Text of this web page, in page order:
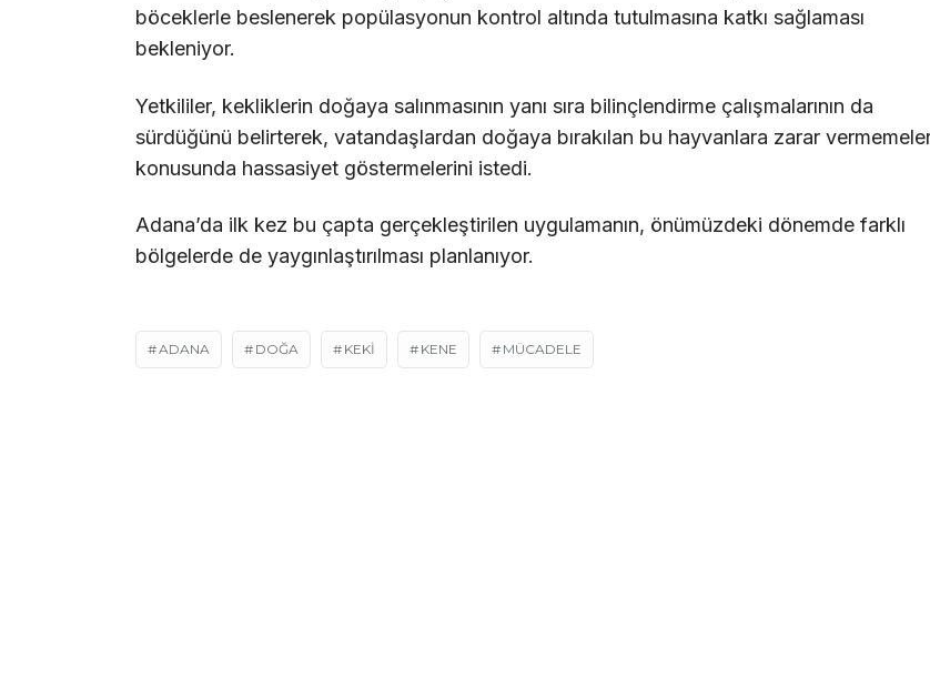
böceklerle beslenerek popülasyonun kontrol altında tutulmasına katkı sağlaması
bekleniyor.
Yetkililer, kekliklerin doğaya salınmasının yanı sıra bilinçlendirme çalışmalarının da
sürdüğünü belirterek, vatandaşlardan doğaya bırakılan bu hayvanlara zarar
konusunda hassasiyet göstermelerini istedi.
Adana’da ilk kez bu çapta gerçekleştirilen uygulamanın, önümüzdeki dönemde farklı
bölgelerde de yaygınlaştırılması planlanıyor.
ADANA DOĞA KEKİ KENE MÜCADELE